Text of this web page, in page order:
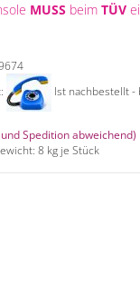
MUSS beim TÜV
Ist nachbestellt
Spedition abweichend)
8 kg je Stück